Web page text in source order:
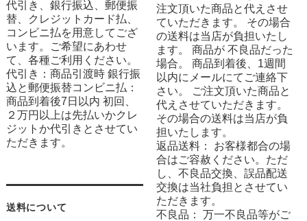
代引き、銀行振込、郵便振
替、クレジットカード払、
コンビニ払を用意してござ
います。ご希望にあわせ
て、各種ご利用ください。
代引き：商品引渡時 銀行振
込と郵便振替コンビニ払：
商品到着後7日以内 初回、
２万円以上は先払いかクレ
ジットか代引きとさせてい
ただきます。
送料について
注文頂いた商品と代えさせ
ていただきます。 その場合
の送料は当店が負担いたし
ます。 商品が 不良品だった
場合。 商品到着後、1週間
以内にメールにてご連絡下
さい。 ご注文頂いた商品と
代えさせていただきます。
その場合の送料は当店が負
担いたします。
返品送料： お客様都合の場
合はご容赦ください。ただ
し、不良品交換、誤品配送
交換は当社負担とさせてい
ただきます。
不良品： 万一不良品等がご